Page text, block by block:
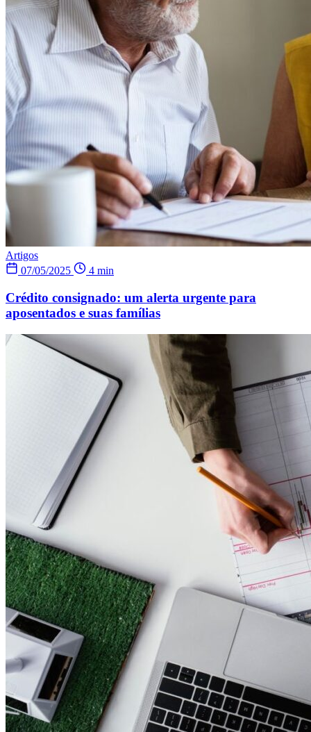
Artigos
07/05/2025
4 min
Crédito consignado: um alerta urgente para
aposentados e suas famílias